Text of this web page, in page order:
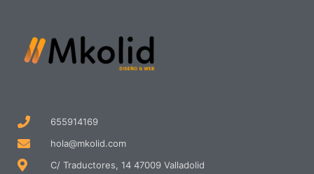
655914169
hola@mkolid.com
C/ Traductores, 14 47009 Valladolid